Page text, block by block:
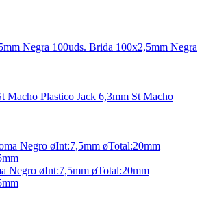
Brida 100x2,5mm Negra
Jack 6,3mm St Macho
Negro øInt:7,5mm øTotal:20mm